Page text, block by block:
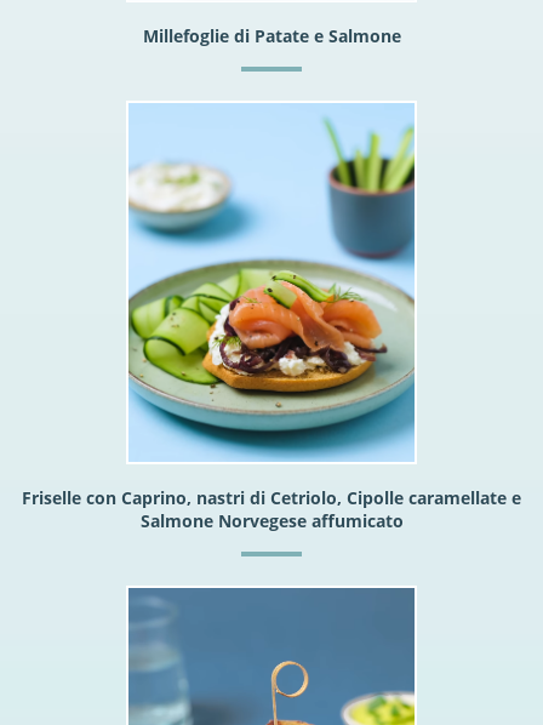
Millefoglie di Patate e Salmone
Friselle con Caprino, nastri di Cetriolo, Cipolle caramellate e
Salmone Norvegese affumicato